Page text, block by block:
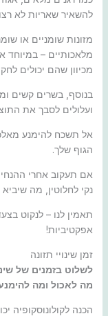
להשאיר שאריות לא
מזונות שומניים או
מלאכותיים – במיוחד
מכיוון שהם יכולים
בנוסף, בשרים קשים
ועלולים לסבך את
אל תשכח להימנע
הגוף שלך.
אם תעקוב אחרי
נקי לחלוטין, מה
תאמין לנו – לנקוט
אפקטיביות!
זמן שינויי תזונה
לשלוט בזמנים של
מה לאכול ומה
הכנה לקולונוסקופיה